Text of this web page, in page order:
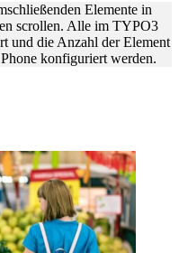
Elemente in
scrollen. Alle im TYPO3
und die Anzahl der Element
konfiguriert werden.